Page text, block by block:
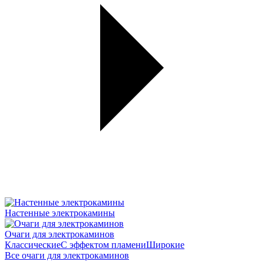
Настенные электрокамины
Очаги для электрокаминов
КлассическиеС эффектом пламениШирокие
Все очаги для электрокаминов